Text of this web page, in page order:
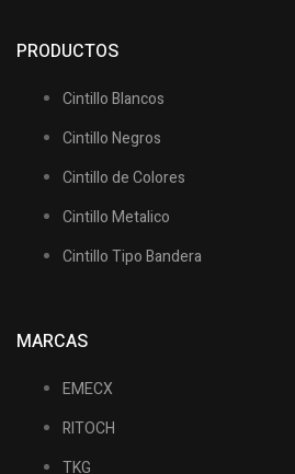
PRODUCTOS
Cintillo Blancos
Cintillo Negros
Cintillo de Colores
Cintillo Metalico
Cintillo Tipo Bandera
MARCAS
EMECX
RITOCH
TKG